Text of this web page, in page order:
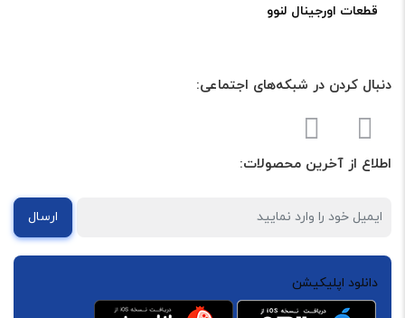
قطعات اورجینال لنوو
دنبال کردن در شبکه‌های اجتماعی:
اطلاع از آخرین محصولات:
ارسال
دانلود اپلیکیشن